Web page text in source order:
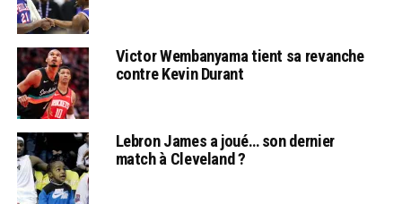
Victor Wembanyama tient sa revanche
contre Kevin Durant
Lebron James a joué… son dernier
match à Cleveland ?